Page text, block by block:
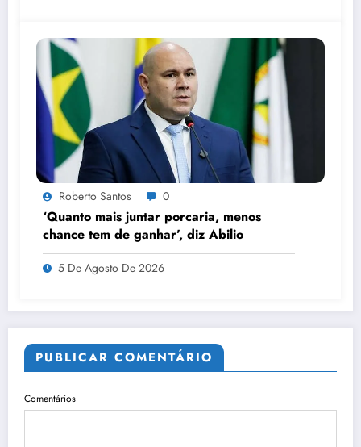
Roberto Santos 0
‘Quanto mais juntar porcaria, menos
chance tem de ganhar’, diz Abilio
5 De Agosto De 2026
PUBLICAR COMENTÁRIO
Comentários